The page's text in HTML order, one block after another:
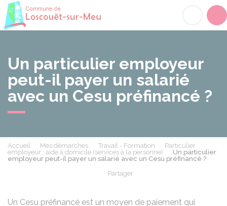
Un particulier employeur
peut-il payer un salarié
avec un Cesu préfinancé ?
Accueil Mes démarches Travail - Formation
Particulier
employeur : aide à domicile (services à la personne)
Un particulier
employeur peut-il payer un salarié avec un Cesu préfinancé ?
Partager
Un Cesu préfinancé est un moyen de paiement qui